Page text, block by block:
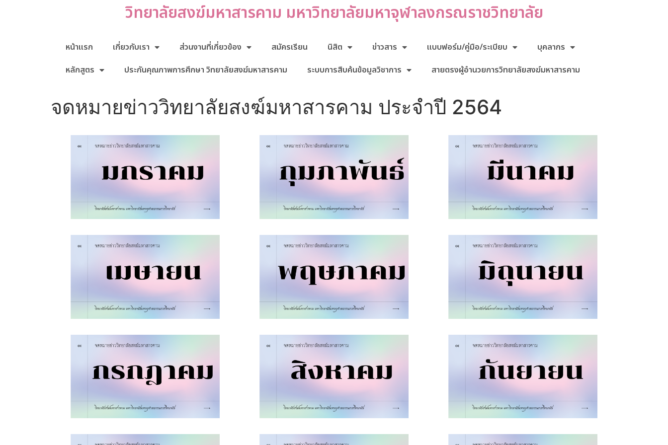
วิทยาลัยสงฆ์มหาสารคาม มหาวิทยาลัยมหาจุฬาลงกรณราชวิทยาลัย
หน้าแรก เกี่ยวกับเรา ส่วนงานที่เกี่ยวข้อง สมัครเรียน นิสิต ข่าวสาร แบบฟอร์ม/คู่มือ/ระเบียบ
บุคลากร
หลักสูตร
ประกันคุณภาพการศึกษา วิทยาลัยสงฆ์มหาสารคาม ระบบการสืบค้นข้อมูลวิชาการ สายตรงผู้อำนวยการวิทยาลัยสงฆ์มหาสารคาม
จดหมายข่าววิทยาลัยสงฆ์มหาสารคาม ประจำปี 2564